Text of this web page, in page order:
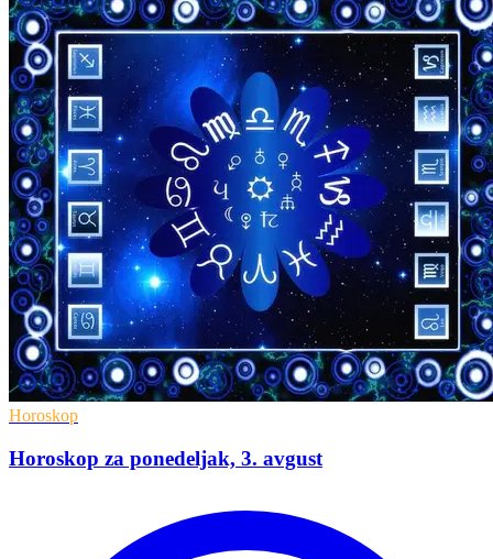
Horoskop
Horoskop za ponedeljak, 3. avgust